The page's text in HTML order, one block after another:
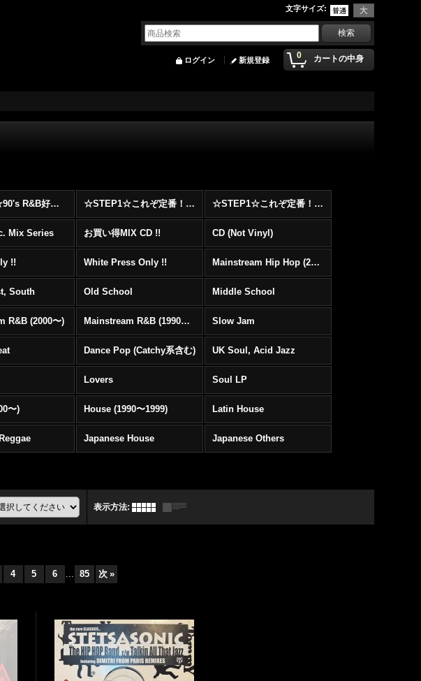
文字サイズ:
0 カートの中身
ログイン 新規登録
☆STEP2☆90's R&B好きに自信を持ってオススメ出来る00's R&B Best 100 !!! ☆STEP1☆これぞ定番！！まずはここから！2000年代Hip HopフロアヒットBest 100 !!! ☆STEP1☆これぞ定番！！まずはここから！2000年代R&BフロアヒットBest 100 !!!
Mix Series お買い得MIX CD !! CD (Not Vinyl)
!! White Press Only !! Mainstream Hip Hop (2000〜)
South Old School Middle School
R&B (2000〜) Mainstream R&B (1990〜1999) Slow Jam
Dance Pop (Catchy系含む) UK Soul, Acid Jazz
Lovers Soul LP
〜) House (1990〜1999) Latin House
Japanese House Japanese Others
表示方法:
4 5 6 ... 85 次 »